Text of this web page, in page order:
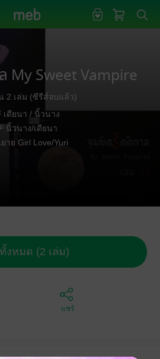
My Sweet Vampire
2 เล่ม (ซีรีส์จบแล้ว)
เดียนา / นิ้วนาง
นิ้วนาง/เดียนา
าย Girl Love/Yuri
งหมด (2 เล่ม)
แชร์